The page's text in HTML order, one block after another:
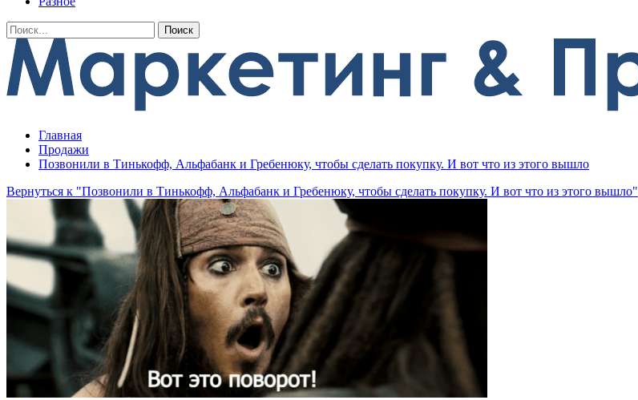
Главная
Продажи
Позвонили в Тинькофф, Альфабанк и Гребенюку, чтобы сделать покупку. И вот что из этого вышло
Вернуться к "Позвонили в Тинькофф, Альфабанк и Гребенюку, чтобы сделать покупку. И вот что из этого вышло"